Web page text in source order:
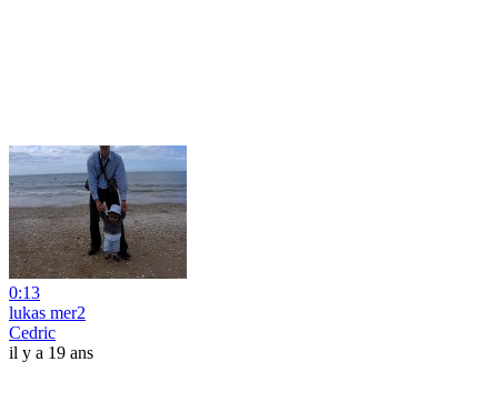
0:13
lukas mer2
Cedric
il y a 19 ans